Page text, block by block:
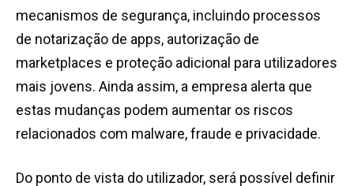
mecanismos de segurança, incluindo processos
de notarização de apps, autorização de
marketplaces e proteção adicional para utilizadores
mais jovens. Ainda assim, a empresa alerta que
estas mudanças podem aumentar os riscos
relacionados com malware, fraude e privacidade.
Do ponto de vista do utilizador, será possível definir